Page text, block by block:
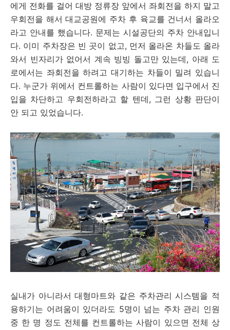
에게 전화를 걸어 대방 정류장 앞에서 좌회전을 하지 말고
우회전을 해서 대교공원에 주차 후 육교를 건너서 올라오
라고 안내를 했습니다. 문제는 시설공단의 주차 안내입니
다. 이미 주차장은 빈 곳이 없고, 먼저 올라온 차들도 올라
와서 빈자리가 없어서 계속 빙빙 돌고만 있는데, 아래 도
로에서는 좌회전을 하려고 대기하는 차들이 밀려 있습니
다. 누군가 위에서 컨트롤하는 사람이 있다면 입구에서 진
입을 차단하고 우회전하라고 할 텐데, 그런 상황 판단이
안 되고 있었습니다.
실내가 아니라서 대형마트와 같은 주차관리 시스템을 적
용하기는 어려움이 있더라도 5명이 넘는 주차 관리 인원
중 한 명 정도 전체를 컨트롤하는 사람이 있으면 전체 상